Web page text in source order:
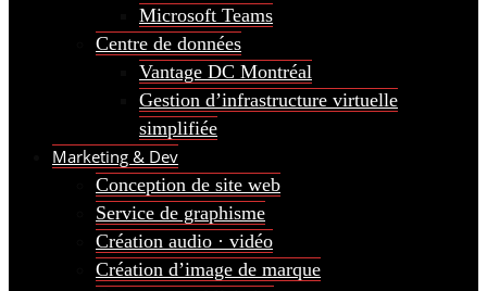
Microsoft Teams
Centre de données
Vantage DC Montréal
Gestion d’infrastructure virtuelle
simplifiée
Marketing & Dev
Conception de site web
Service de graphisme
Création audio · vidéo
Création d’image de marque